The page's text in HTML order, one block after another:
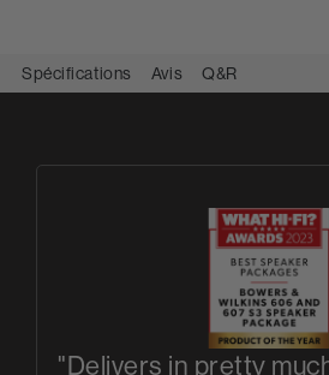
Spécifications Avis Q&R
"Delivers in pretty